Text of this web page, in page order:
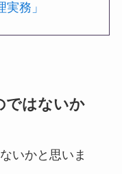
務」
ではないか
いかと思いま